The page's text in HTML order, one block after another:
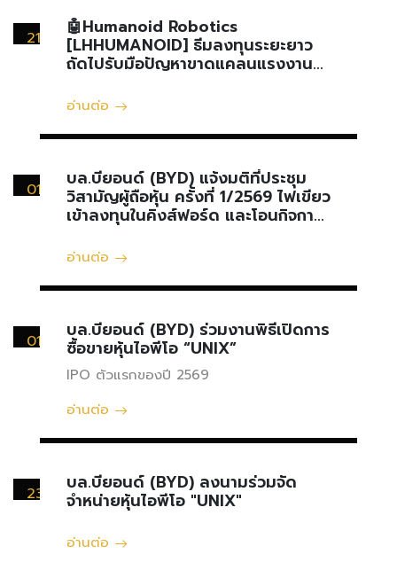
21
🤖Humanoid Robotics
[LHHUMANOID] ธีมลงทุนระยะยาว
ถัดไปรับมือปัญหาขาดแคลนแรงงาน
อ่านต่อ
01
บล.บียอนด์ (BYD) แจ้งมติที่ประชุม
วิสามัญผู้ถือหุ้น ครั้งที่ 1/2569 ไฟเขียว
เข้าลงทุนในคิงส์ฟอร์ด และโอนกิจการ
อ่านต่อ
01
บล.บียอนด์ (BYD) ร่วมงานพิธีเปิดการ
ซื้อขายหุ้นไอพีโอ “UNIX”
IPO ตัวแรกของปี 2569
อ่านต่อ
23
บล.บียอนด์ (BYD) ลงนามร่วมจัด
จำหน่ายหุ้นไอพีโอ "UNIX"
อ่านต่อ